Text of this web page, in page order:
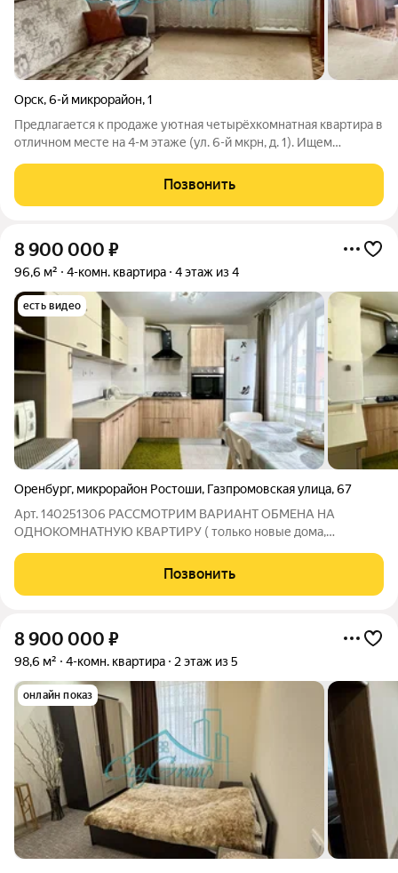
Орск,6-й микрорайон,1
Предлагается к продаже уютная четырёхкомнатная квартира в
отличном месте на 4-м этаже (ул. 6-й мкрн, д. 1). Ищем
станет идеальным домом для большой семьи. Четыре комнаты
это редкое
Позвонить
8 900 000 ₽
96,6 м² 4-комн. квартира 4 этаж из 4
есть видео
Оренбург, микрорайон Ростоши, Газпромовская улица,67
Арт. 140251306 РАССМОТРИМ ВАРИАНТ ОБМЕНА НА
ОДНОКОМНАТНУЮ КВАРТИРУ ( только новые дома,
Вы можете купить в ипотеку со ставкой от 12,25% только
через Самолет Плюс! Предлагается к продаже
Позвонить
8 900 000 ₽
98,6 м² 4-комн. квартира 2 этаж из 5
онлайн показ